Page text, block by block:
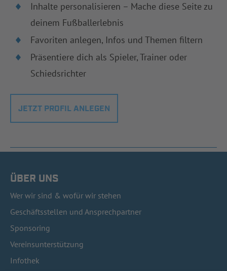
Inhalte personalisieren – Mache diese Seite zu
deinem Fußballerlebnis
Favoriten anlegen, Infos und Themen filtern
Präsentiere dich als Spieler, Trainer oder
Schiedsrichter
JETZT PROFIL ANLEGEN
ÜBER UNS
Wer wir sind & wofür wir stehen
Geschäftsstellen und Ansprechpartner
Sponsoring
Vereinsunterstützung
Infothek